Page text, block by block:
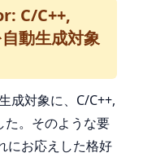
C/C++,
動生成対象
成対象に、C/C++,
た。そのような要
にお応えした格好